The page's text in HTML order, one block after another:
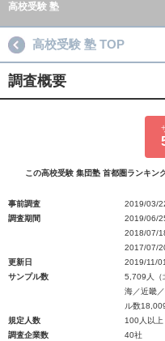
高校受験 塾
高校受験 塾 TOP
調査概要
この高校受験 集団塾 首都圏ランキン
事前調査
2019/03/
調査期間
2019/06/
2018/07/
2017/07/
更新日
2019/11/01
サンプル数
5,709人（
海／近畿
ル数
規定人数
100人以上
調査企業数
40社